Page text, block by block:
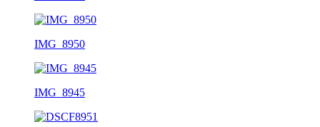
IMG_8950
IMG_8945